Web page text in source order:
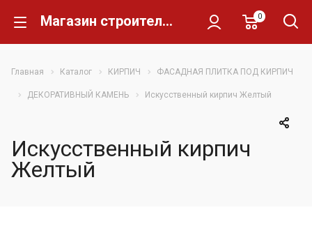
Магазин строительных материалов Склад Кирпича 0
Главная Каталог КИРПИЧ ФАСАДНАЯ ПЛИТКА ПОД КИРПИЧ
ДЕКОРАТИВНЫЙ КАМЕНЬ Искусственный кирпич Желтый
Искусственный кирпич
Желтый